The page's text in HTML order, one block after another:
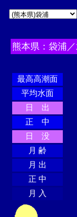
熊本県：袋浦
最高高潮面
平均水面
日 出
正 中
日 没
月 齢
月 出
正 中
月 入